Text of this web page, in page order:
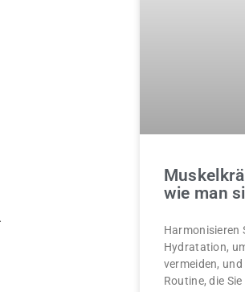
wie man
Harmonisieren
Hydratation,
vermeiden,
Routine, die